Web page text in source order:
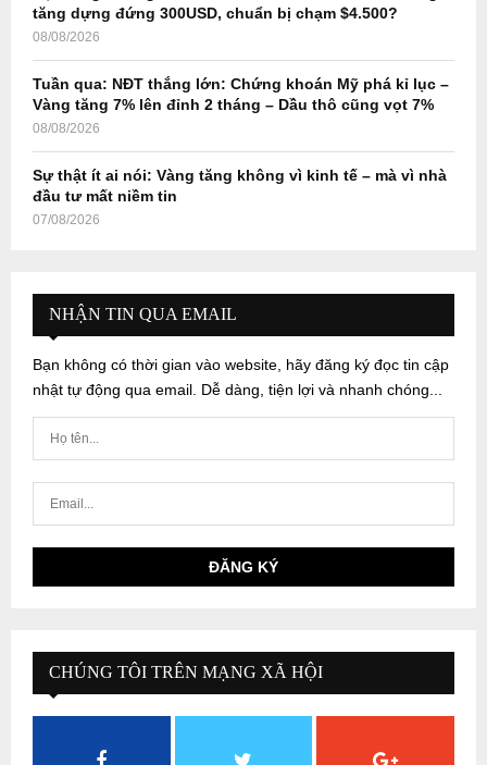
tăng dựng đứng 300USD, chuẩn bị chạm $4.500?
08/08/2026
Tuần qua: NĐT thắng lớn: Chứng khoán Mỹ phá kỉ lục –
Vàng tăng 7% lên đỉnh 2 tháng – Dầu thô cũng vọt 7%
08/08/2026
Sự thật ít ai nói: Vàng tăng không vì kinh tế – mà vì nhà
đầu tư mất niềm tin
07/08/2026
NHẬN TIN QUA EMAIL
Bạn không có thời gian vào website, hãy đăng ký đọc tin cập
nhật tự động qua email. Dễ dàng, tiện lợi và nhanh chóng...
CHÚNG TÔI TRÊN MẠNG XÃ HỘI